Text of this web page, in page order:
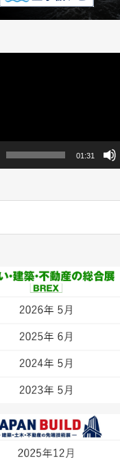
01:31